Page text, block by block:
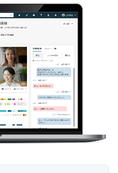
応
スプレッドシート関
作業を効率化する4つの
ちな注意点～